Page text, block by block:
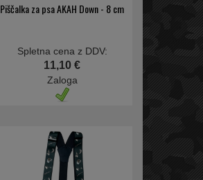
Piščalka za psa AKAH Down - 8 cm
Spletna cena z DDV:
11,10 €
Zaloga